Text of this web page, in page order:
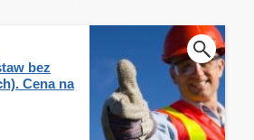
bez
Cena na